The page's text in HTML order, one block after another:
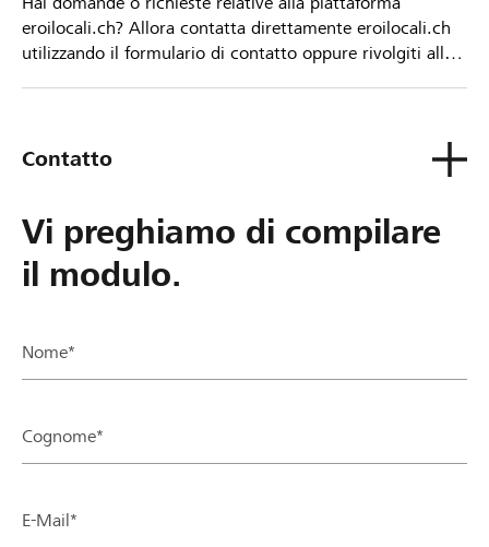
eroilocali.ch? Allora contatta direttamente eroilocali.ch
utilizzando il formulario di contatto oppure rivolgiti alla
Contatto
Vi preghiamo di compilare
il modulo.
Nome*
Cognome*
E-Mail*